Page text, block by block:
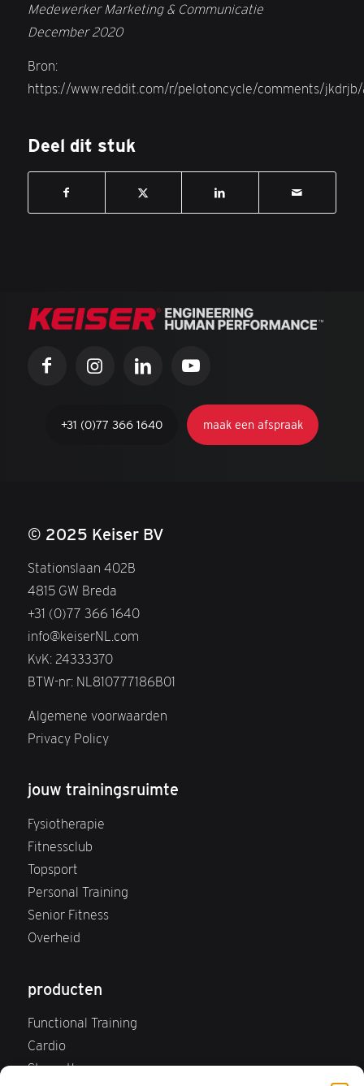
Medewerker Marketing & Communicatie
December 2020
Bron:
https://www.reddit.com/r/pelotoncycle/comments/
Deel dit stuk
+31 (0)77 366 1640 maak een afspraak
© 2025 Keiser BV
Stationslaan 402B
4815 GW Breda
+31 (0)77 366 1640
info@keiserNL.com
KvK: 24333370
BTW-nr: NL810777186B01
Algemene voorwaarden
Privacy Policy
jouw trainingsruimte
Fysiotherapie
Fitnessclub
Topsport
Personal Training
Senior Fitness
Overheid
producten
Functional Training
Cardio
Strength